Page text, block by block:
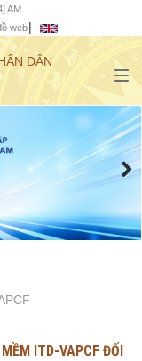
AM
web
DÂN
ITD-VAPCF ĐỐI